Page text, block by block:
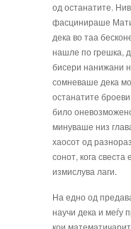
од останати­те.
фас­цинираше
дека во таа
нашле по грешка,
бисери нанижани
сомневаше дека
останатите
било
минуваше низ
хаосот од
сонот, кога
измислува лаги.
На едно од
научи дека и меѓу
кои